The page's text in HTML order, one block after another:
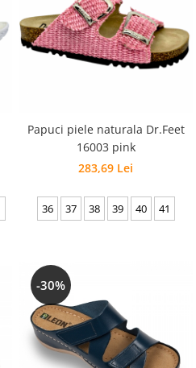
Papuci piele naturala Dr.Feet
16003 pink
283,69 Lei
36 37 38 39 40 41
-30%